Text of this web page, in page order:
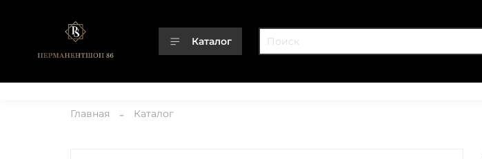
Каталог
Главная Каталог